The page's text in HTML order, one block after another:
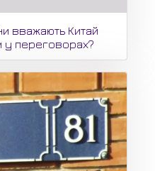
вважають Китай
у переговорах?